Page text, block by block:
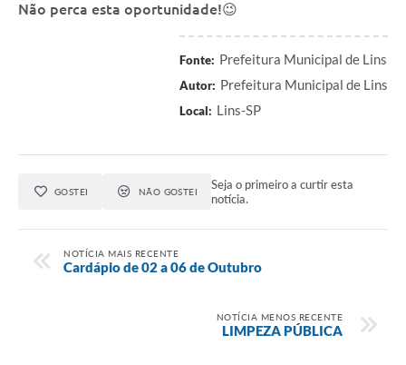
Plano de Contingência 2024-2025 Lins/SP
Não perca esta oportunidade!😉
Fonte: Prefeitura Municipal de Lins
Autor: Prefeitura Municipal de Lins
Local: Lins-SP
GOSTEI NÃO GOSTEI
Seja o primeiro a curtir esta
notícia.
NOTÍCIA MAIS RECENTE
Cardápio de 02 a 06 de Outubro
NOTÍCIA MENOS RECENTE
LIMPEZA PÚBLICA